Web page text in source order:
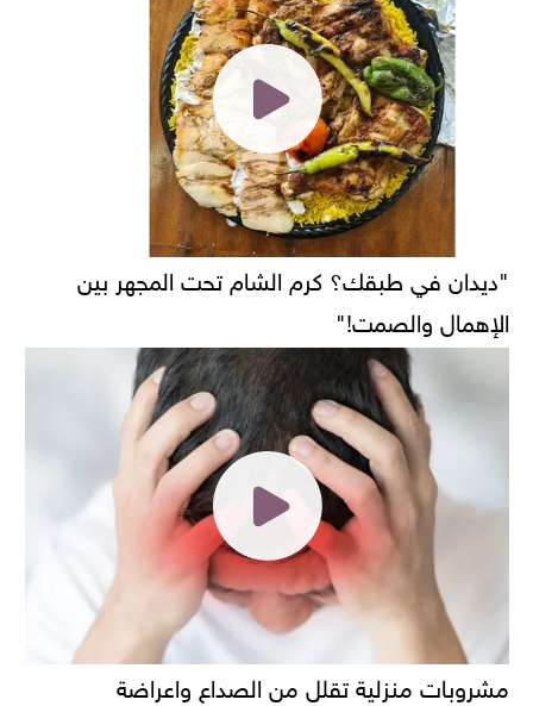
"ديدان في طبقك؟ كرم الشام تحت المجهر بين
الإهمال والصمت!"
مشروبات منزلية تقلل من الصداع واعراضة